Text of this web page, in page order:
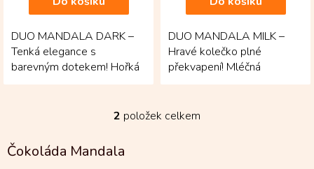
DUO MANDALA DARK –
Tenká elegance s
barevným dotekem! Hořká
čokoláda z kakaových bobů
DUO MANDALA MILK –
Hravé kolečko plné
překvapení! Mléčná
kolumbijská čokoláda Fino
sladkost s...
O
2 položek celkem
Čokoláda Mandala